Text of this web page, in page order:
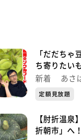
です。コーヒーも
「だだちゃ
ち寄りたい
店
新着
定額見放題
【肘折温泉
折朝市」へ